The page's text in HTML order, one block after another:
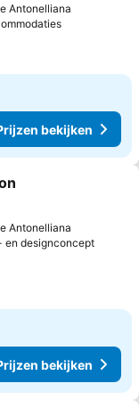
Antonelliana
Prijzen
bekijken
aan favorieten
Antonelliana
en designconcept
bekijken